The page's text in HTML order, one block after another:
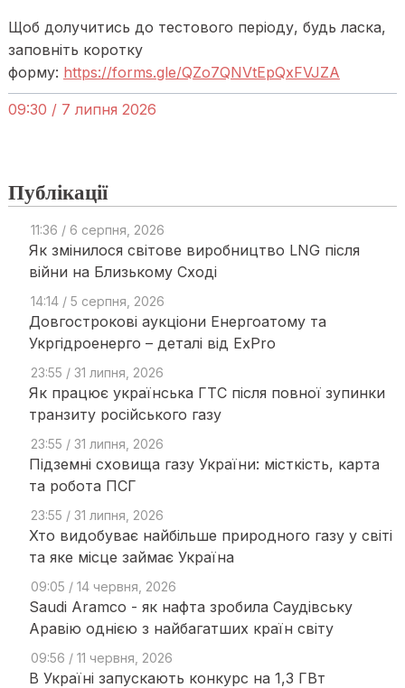
Щоб долучитись до тестового періоду, будь ласка,
заповніть коротку
форму: https://forms.gle/QZo7QNVtEpQxFVJZA
09:30 / 7 липня 2026
Публікації
11:36 / 6 серпня, 2026
Як змінилося світове виробництво LNG після
війни на Близькому Сході
14:14 / 5 серпня, 2026
Довгострокові аукціони Енергоатому та
Укргідроенерго – деталі від ExPro
23:55 / 31 липня, 2026
Як працює українська ГТС після повної зупинки
транзиту російського газу
23:55 / 31 липня, 2026
Підземні сховища газу України: місткість, карта
та робота ПСГ
23:55 / 31 липня, 2026
Хто видобуває найбільше природного газу у світі
та яке місце займає Україна
09:05 / 14 червня, 2026
Saudi Aramco - як нафта зробила Саудівську
Аравію однією з найбагатших країн світу
09:56 / 11 червня, 2026
В Україні запускають конкурс на 1,3 ГВт